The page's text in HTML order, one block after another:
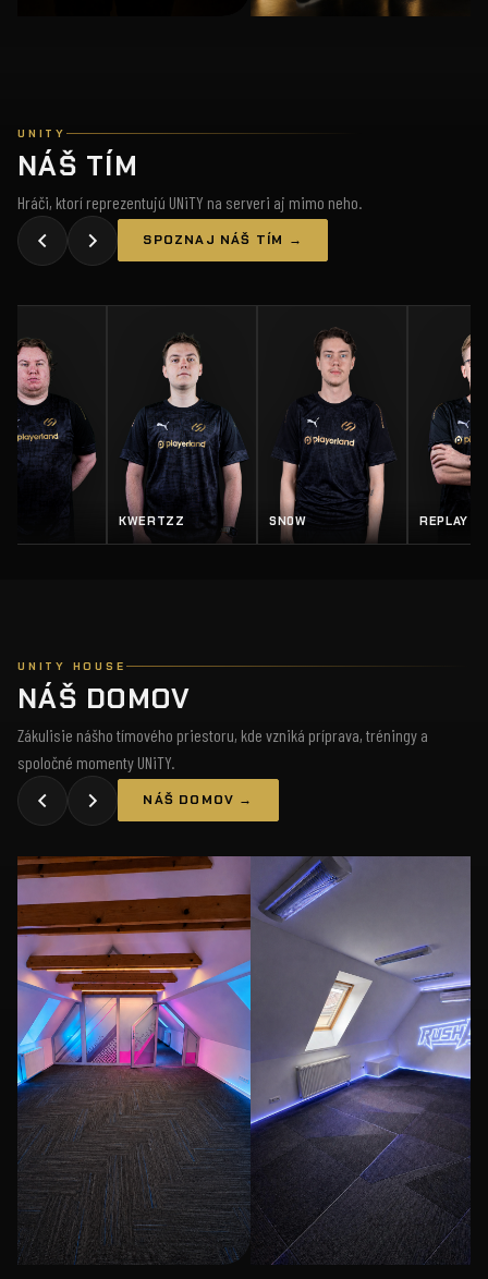
UNITY
NÁŠ TÍM
Hráči, ktorí reprezentujú UNiTY na serveri aj mimo neho.
SPOZNAJ NÁŠ TÍM →
SN0W REPLAY SALTY
UNITY HOUSE
NÁŠ DOMOV
Zákulisie nášho tímového priestoru, kde vzniká príprava, tréningy a
spoločné momenty UNiTY.
NÁŠ DOMOV →